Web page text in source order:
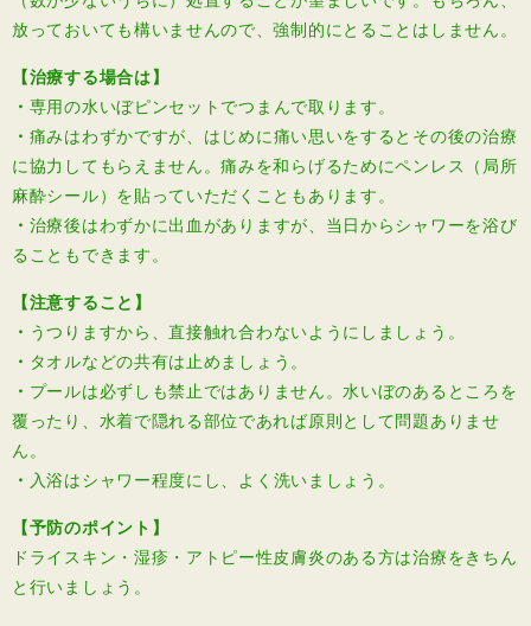
放っておいても構いませんので、強制的にとることはしません。
【治療する場合は】
・ 専用の水いぼピンセットでつまんで取ります。
・ 痛みはわずかですが、はじめに痛い思いをするとその後の治療
に協力してもらえません。痛みを和らげるためにペンレス（局所
麻酔シール）を貼っていただくこともあります。
・ 治療後はわずかに出血がありますが、当日からシャワーを浴び
ることもできます。
【注意すること】
・ うつりますから、直接触れ合わないようにしましょう。
・ タオルなどの共有は止めましょう。
・ プールは必ずしも禁止ではありません。水いぼのあるところを
覆ったり、水着で隠れる部位であれば原則として問題ありませ
ん。
・ 入浴はシャワー程度にし、よく洗いましょう。
【予防のポイント】
ドライスキン・湿疹・アトピー性皮膚炎のある方は治療をきちん
と行いましょう。